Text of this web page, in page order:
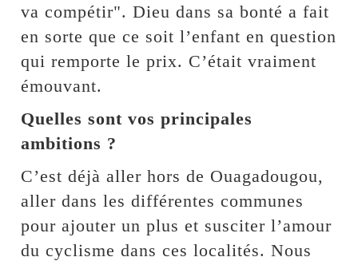
va compétir". Dieu dans sa bonté a fait
en sorte que ce soit l’enfant en question
qui remporte le prix. C’était vraiment
émouvant.
Quelles sont vos principales
ambitions ?
C’est déjà aller hors de Ouagadougou,
aller dans les différentes communes
pour ajouter un plus et susciter l’amour
du cyclisme dans ces localités. Nous